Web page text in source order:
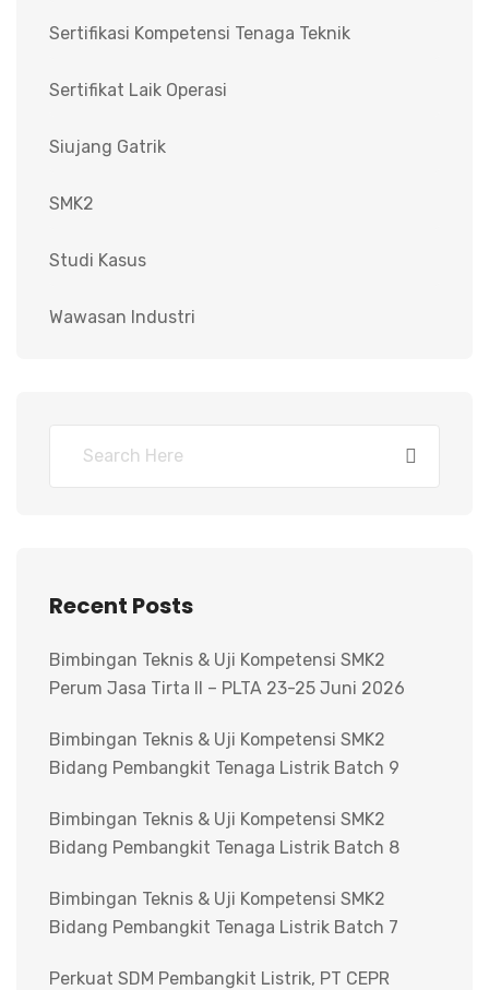
Sertifikasi Kompetensi Tenaga Teknik
Sertifikat Laik Operasi
Siujang Gatrik
SMK2
Studi Kasus
Wawasan Industri
Recent Posts
Bimbingan Teknis & Uji Kompetensi SMK2
Perum Jasa Tirta II – PLTA 23-25 Juni 2026
Bimbingan Teknis & Uji Kompetensi SMK2
Bidang Pembangkit Tenaga Listrik Batch 9
Bimbingan Teknis & Uji Kompetensi SMK2
Bidang Pembangkit Tenaga Listrik Batch 8
Bimbingan Teknis & Uji Kompetensi SMK2
Bidang Pembangkit Tenaga Listrik Batch 7
Perkuat SDM Pembangkit Listrik, PT CEPR